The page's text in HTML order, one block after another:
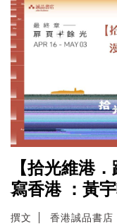
【拾光維港
寫香港 ：黃
撰文 香港誠品書店